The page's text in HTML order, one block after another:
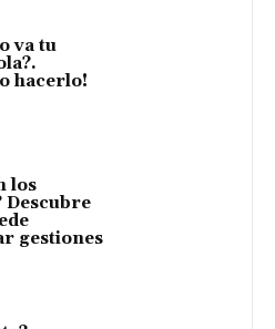
va tu
hacerlo!
los
Descubre
gestiones